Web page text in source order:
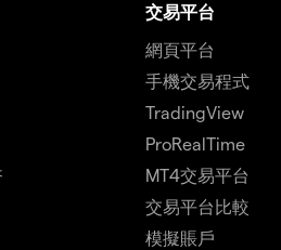
交易平台
網頁平台
手機交易程式
TradingView
ProRealTime
MT4交易平台
交易平台比較
模擬賬戶